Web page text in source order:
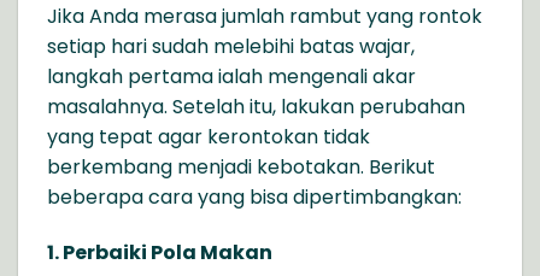
Jika Anda merasa jumlah rambut yang rontok
setiap hari sudah melebihi batas wajar,
langkah pertama ialah mengenali akar
masalahnya. Setelah itu, lakukan perubahan
yang tepat agar kerontokan tidak
berkembang menjadi kebotakan. Berikut
beberapa cara yang bisa dipertimbangkan:
1. Perbaiki Pola Makan